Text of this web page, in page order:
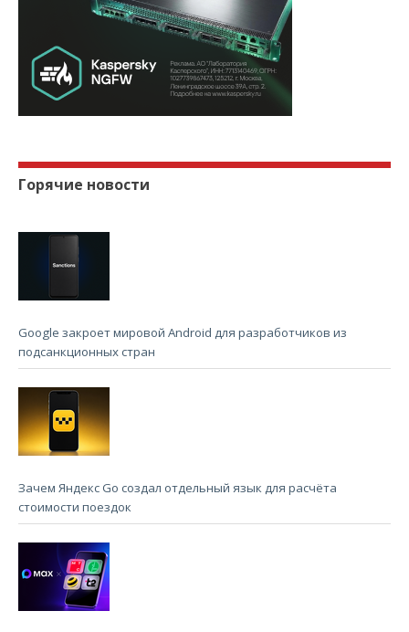
Горячие новости
Google закроет мировой Android для разработчиков из
подсанкционных стран
Зачем Яндекс Go создал отдельный язык для расчёта
стоимости поездок